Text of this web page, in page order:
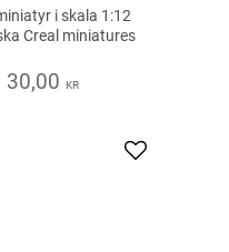
i skala 1:12
Creal miniatures
30,00 KR
Lägg till i